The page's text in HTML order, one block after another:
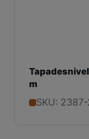
Tapadesnivel
m
SKU: